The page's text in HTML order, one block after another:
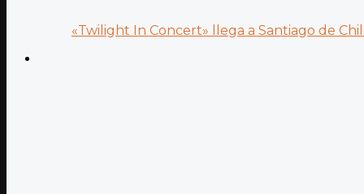
«Twilight In Concert» llega a Santiago de